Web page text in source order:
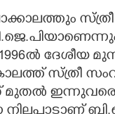
ദേശീയ
കാലത്ത് സ്ത്രീ
മുതൽ ഇന്നുവരെ